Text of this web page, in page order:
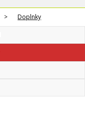
> Doplnky